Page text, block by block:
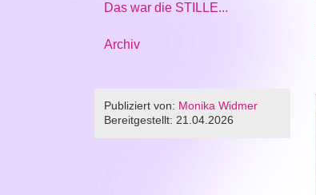
Das war die STILLE...
Archiv
Publiziert von: Monika Widmer
Bereitgestellt: 21.04.2026